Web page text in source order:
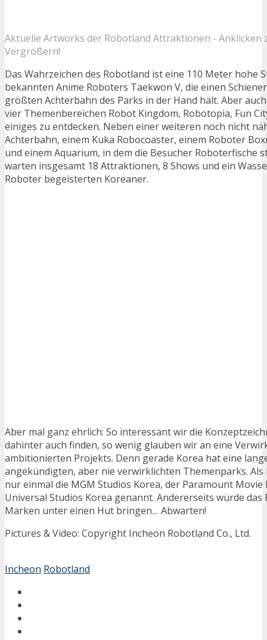
Aktuelle Artworks der Robotland Attraktionen - Anklicken
Vergrößern!
Das Wahrzeichen des Robotland ist eine 110 Meter hohe
bekannten Anime Roboters Taekwon V, die einen
größten Achterbahn des Parks in der Hand hält. Aber
vier Themenbereichen Robot Kingdom, Robotopia, Fun
einiges zu entdecken. Neben einer weiteren noch nicht
Achterbahn, einem Kuka Robocoaster, einem Roboter
und einem Aquarium, in dem die Besucher Roboterfische
warten insgesamt 18 Attraktionen, 8 Shows und ein
Roboter begeisterten Koreaner.
Aber mal ganz ehrlich: So interessant wir die
dahinter auch finden, so wenig glauben wir an eine
ambitionierten Projekts. Denn gerade Korea hat eine
angekündigten, aber nie verwirklichten Themenparks. Als
nur einmal die MGM Studios Korea, der Paramount Movie
Universal Studios Korea genannt. Andererseits würde das
Marken unter einen Hut bringen… Abwarten!
Pictures & Video: Copyright Incheon Robotland Co., Ltd.
Incheon Robotland